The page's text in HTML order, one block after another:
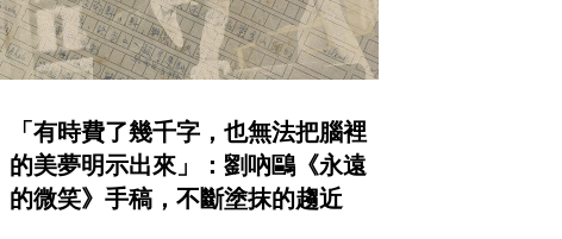
「有時費了幾千字，也無法把腦裡
的美夢明示出來」：劉吶鷗《永遠
的微笑》手稿，不斷塗抹的趨近